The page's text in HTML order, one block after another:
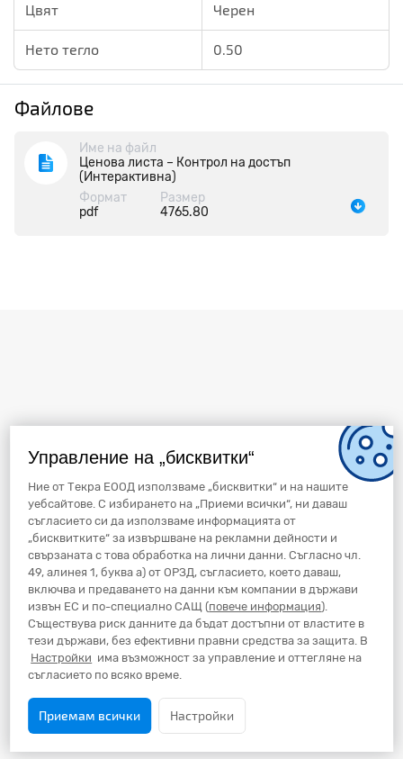
Управление на „бисквитки“
Ние от Текра ЕООД използваме „бисквитки“ и на нашите
уебсайтове. С избирането на „Приеми всички“, ни даваш
съгласието си да използваме информацията от
„бисквитките“ за извършване на рекламни дейности и
свързаната с това обработка на лични данни. Съгласно чл.
49, алинея 1, буква а) от ОРЗД, съгласието, което даваш,
включва и предаването на данни към компании в държави
извън ЕС и по-специално САЩ (повече информация).
Съществува риск данните да бъдат достъпни от властите в
тези държави, без ефективни правни средства за защита. В
Настройки има възможност за управление и оттегляне на
съгласието по всяко време.
Приемам всички Настройки
Цвят Черен
Нето тегло 0.50
Файлове
Име на файл
Ценова листа – Контрол на достъп
(Интерактивна)
Формат
pdf
Размер
4765.80